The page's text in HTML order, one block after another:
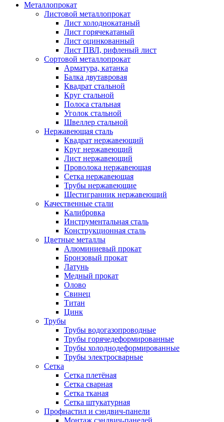
Металлопрокат
Листовой металлопрокат
Лист холоднокатаный
Лист горячекатаный
Лист оцинкованный
Лист ПВЛ, рифленый лист
Сортовой металлопрокат
Арматура, катанка
Балка двутавровая
Квадрат стальной
Круг стальной
Полоса стальная
Уголок стальной
Швеллер стальной
Нержавеющая сталь
Квадрат нержавеющий
Круг нержавеющий
Лист нержавеющий
Проволока нержавеющая
Сетка нержавеющая
Трубы нержавеющие
Шестигранник нержавеющий
Качественные стали
Калибровка
Инструментальная сталь
Конструкционная сталь
Цветные металлы
Алюминиевый прокат
Бронзовый прокат
Латунь
Медный прокат
Олово
Свинец
Титан
Цинк
Трубы
Трубы водогазопроводные
Трубы горячедеформированные
Трубы холоднодеформированные
Трубы электросварные
Сетка
Сетка плетёная
Сетка сварная
Сетка тканая
Сетка штукатурная
Профнастил и сэндвич-панели
Монтаж сэндвич-панелей